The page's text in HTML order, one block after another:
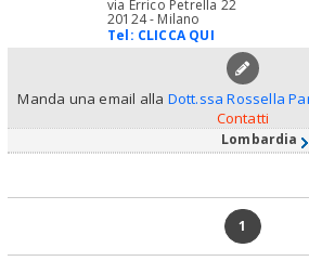
via Errico Petrella 22
20124 - Milano
Tel: CLICCA QUI
Manda una email alla Dott.ssa Rossella
Contatti
Lombardia
1